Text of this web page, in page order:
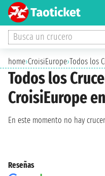
Busca un crucero
home›CroisiEurope›Todos los
Todos los
CroisiEurope
En este momento no hay
Reseñas